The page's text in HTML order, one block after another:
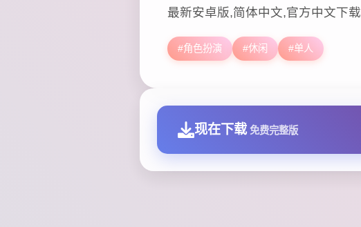
最新安卓版,简体中文,官方中文下载
#角色扮演 #休闲 #单人
现在下载 免费完整版